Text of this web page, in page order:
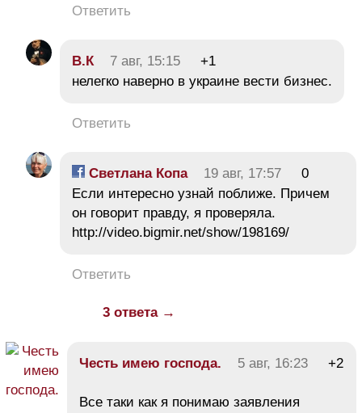
Ответить
В.К 7 авг, 15:15
+1
нелегко наверно в украине вести бизнес.
Ответить
Светлана Копа 19 авг, 17:57
0
Если интересно узнай поближе. Причем
он говорит правду, я проверяла.
http://video.bigmir.net/show/198169/
Ответить
3 ответа →
Честь имею господа. 5 авг, 16:23 +2
Все таки как я понимаю заявления